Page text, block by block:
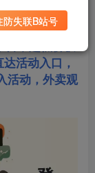
活动入口，
活动，外卖观
防失联B站号